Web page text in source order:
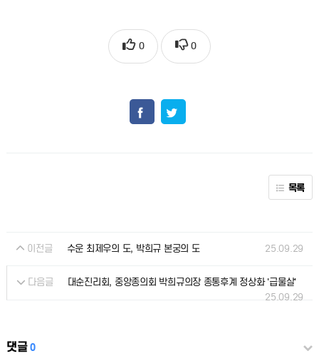
0 0
목록
이전글 수운 최제우의 도, 박희규 본궁의 도 25.09.29
다음글
대순진리회, 중앙종의회 박희규의장 종통후계 정상화 '급물살'
25.09.29
댓글0